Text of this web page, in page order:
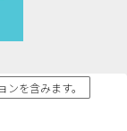
を含みます。